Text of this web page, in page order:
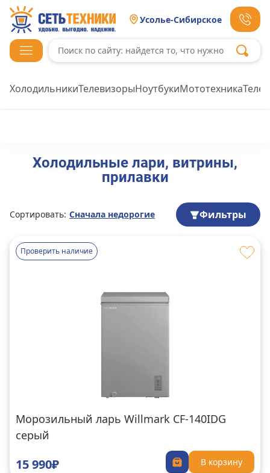
Усолье-Сибирское
ХолодильникиТелевизорыНоутбукиМототехника
Холодильные лари, витрины,
прилавки
Сортировать: Сначала недорогие Фильтры
Проверить наличие
Морозильный ларь Willmark CF-140IDG
серый
15 990₽ В корзину